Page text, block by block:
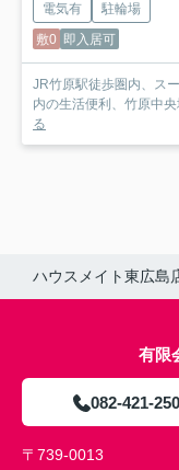
電気有
駐輪場
敷0 即入居可
JR竹原駅徒歩圏内、ス
内の生活便利、竹原中
る
ハウスメイト東広島
有限
082-421-
〒739-0013